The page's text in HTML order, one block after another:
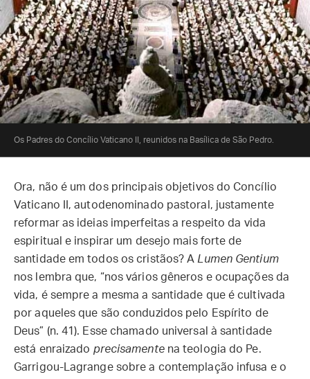
Os Padres do Concílio Vaticano II, reunidos na Basílica de São Pedro.
Ora, não é um dos principais objetivos do Concílio
Vaticano II, autodenominado pastoral, justamente
reformar as ideias imperfeitas a respeito da vida
espiritual e inspirar um desejo mais forte de
santidade em todos os cristãos? ALumen Gentium
nos lembra que, “nos vários gêneros e ocupações da
vida, é sempre a mesma a santidade que é cultivada
por aqueles que são conduzidos pelo Espírito de
Deus” (n. 41). Esse chamado universal à santidade
está enraizado precisamentena teologia do Pe.
Garrigou-Lagrange sobre a contemplação infusa e o